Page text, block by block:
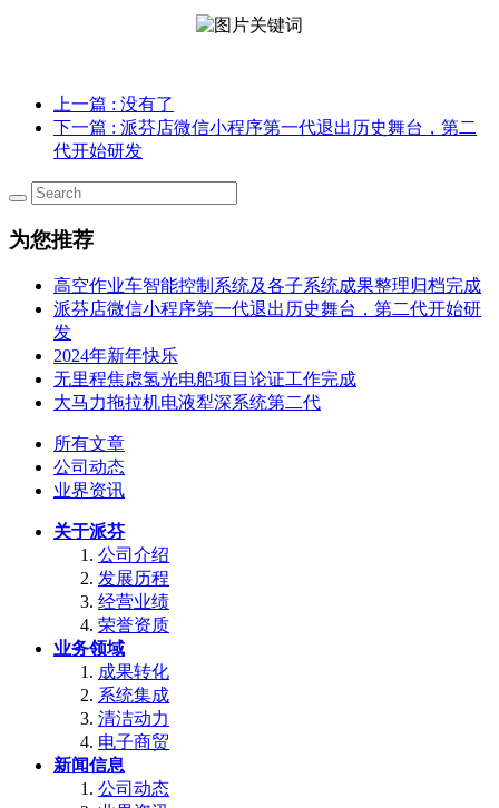
上一篇 : 没有了
下一篇 : 派芬店微信小程序第一代退出历史舞台，第二
代开始研发
为您推荐
高空作业车智能控制系统及各子系统成果整理归档完成
派芬店微信小程序第一代退出历史舞台，第二代开始研
发
2024年新年快乐
无里程焦虑氢光电船项目论证工作完成
大马力拖拉机电液犁深系统第二代
所有文章
公司动态
业界资讯
关于派芬
公司介绍
发展历程
经营业绩
荣誉资质
业务领域
成果转化
系统集成
清洁动力
电子商贸
新闻信息
公司动态